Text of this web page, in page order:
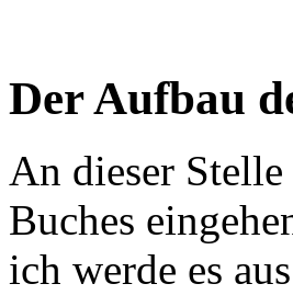
Der Aufbau
An dieser
Buches
ich werde es